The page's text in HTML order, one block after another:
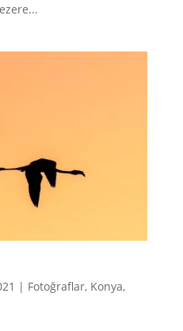
| Fotoğraflar, Konya,